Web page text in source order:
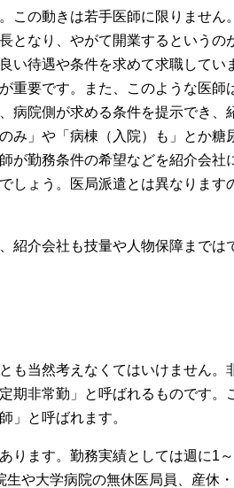
この動きは若手医師に限りません
となり、やがて開業するというの
待遇や条件を求めて求職してい
重要です。また、このような医師
病院側が求める条件を提示でき、
み」や「病棟（入院）も」とか糖
が勤務条件の希望などを紹介会社
ょう。医局派遣とは異なります
紹介会社も技量や人物保障までは
も当然考えなくてはいけません。
期非常勤」と呼ばれるものです。
」と呼ばれます。
ります。勤務実績としては週に1
や大学病院の無休医局員、産休